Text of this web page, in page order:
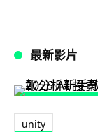
最新影片
unity